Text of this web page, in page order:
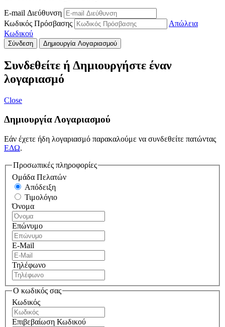
E-mail Διεύθυνση
Κωδικός Πρόσβασης
Απώλεια
Κωδικού
Σύνδεση Δημιουργία Λογαριασμού
Συνδεθείτε ή Δημιουργήστε έναν
λογαριασμό
Close
Δημιουργία Λογαριασμού
Εάν έχετε ήδη λογαριασμό παρακαλούμε να συνδεθείτε πατώντας
ΕΔΩ.
Προσωπικές πληροφορίες
Ομάδα Πελατών
Απόδειξη
Τιμολόγιο
Όνομα
Επώνυμο
E-Mail
Τηλέφωνο
Ο κωδικός σας
Κωδικός
Επιβεβαίωση Κωδικού